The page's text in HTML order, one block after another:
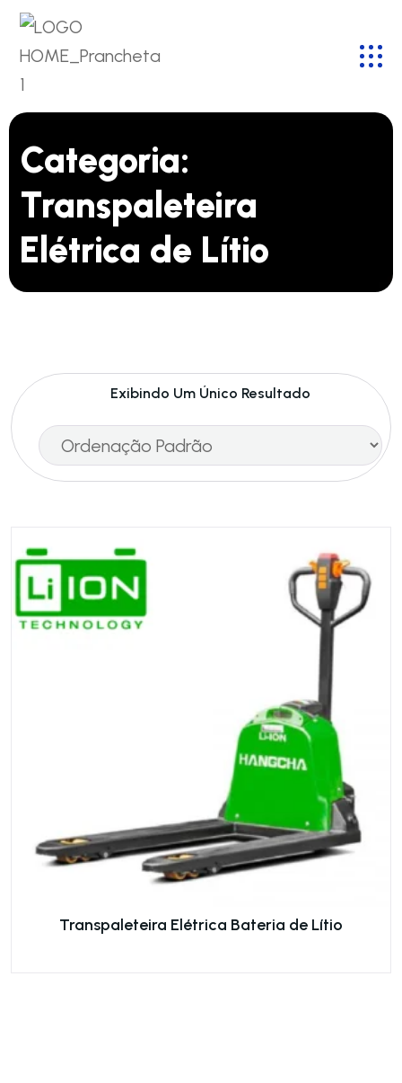
Categoria:
Transpaleteira
Elétrica de Lítio
Exibindo Um Único Resultado
Transpaleteira Elétrica Bateria de Lítio